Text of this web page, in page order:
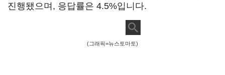
진행됐으며, 응답률은 4.5%입니다.
(그래픽=뉴스토마토)